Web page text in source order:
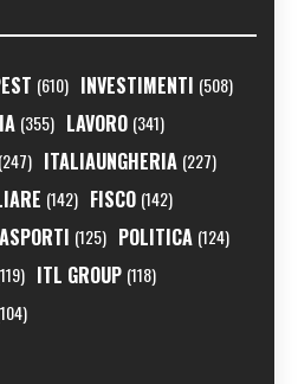
(610) INVESTIMENTI (508)
(355) LAVORO (341)
(247) ITALIAUNGHERIA (227)
(142) FISCO (142)
(125) POLITICA (124)
ITL GROUP (118)